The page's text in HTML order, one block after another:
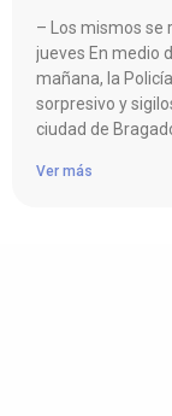
– Los mismos se
jueves En medio
mañana, la
sorpresivo y
ciudad de
Ver más